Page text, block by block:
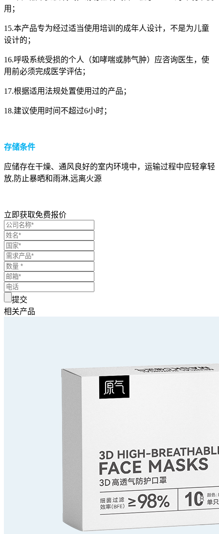
用；
15.本产品专为经过适当使用培训的成年人设计，不是为儿童
设计的；
16.呼吸系统受损的个人（如哮喘或肺气肿）应咨询医生，使
用前必须完成医学评估；
17.根据适用法规处置使用过的产品；
18.建议使用时间不超过6小时；
存储条件
应储存在干燥、通风良好的室内环境中，运输过程中应轻拿轻
放,防止暴晒和雨淋,远离火源
立即获取免费报价
提交
相关产品